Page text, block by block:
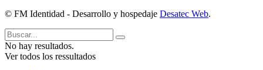
© FM Identidad - Desarrollo y hospedaje Desatec Web.
No hay resultados.
Ver todos los ressultados